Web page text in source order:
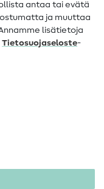
antaa tai evätä
ja muuttaa
lisätietoja
Tietosuojaseloste-